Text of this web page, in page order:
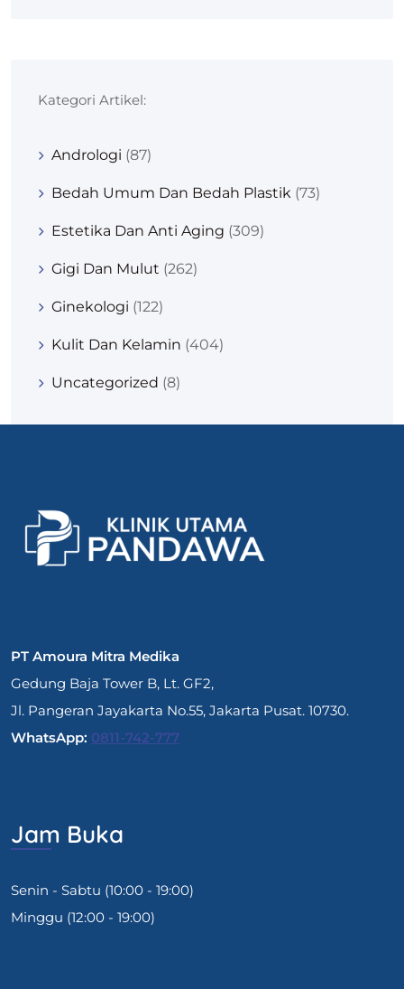
Kategori Artikel:
Andrologi (87)
Bedah Umum Dan Bedah Plastik (73)
Estetika Dan Anti Aging (309)
Gigi Dan Mulut (262)
Ginekologi (122)
Kulit Dan Kelamin (404)
Uncategorized (8)
PT Amoura Mitra Medika
Gedung Baja Tower B, Lt. GF2,
Jl. Pangeran Jayakarta No.55, Jakarta Pusat. 10730.
WhatsApp: 0811-742-777
Jam Buka
Senin - Sabtu (10:00 - 19:00)
Minggu (12:00 - 19:00)